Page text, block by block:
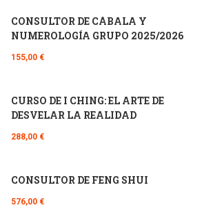
CONSULTOR DE CÁBALA Y
NUMEROLOGÍA GRUPO 2025/2026
155,00 €
CURSO DE I CHING: EL ARTE DE
DESVELAR LA REALIDAD
288,00 €
CONSULTOR DE FENG SHUI
576,00 €